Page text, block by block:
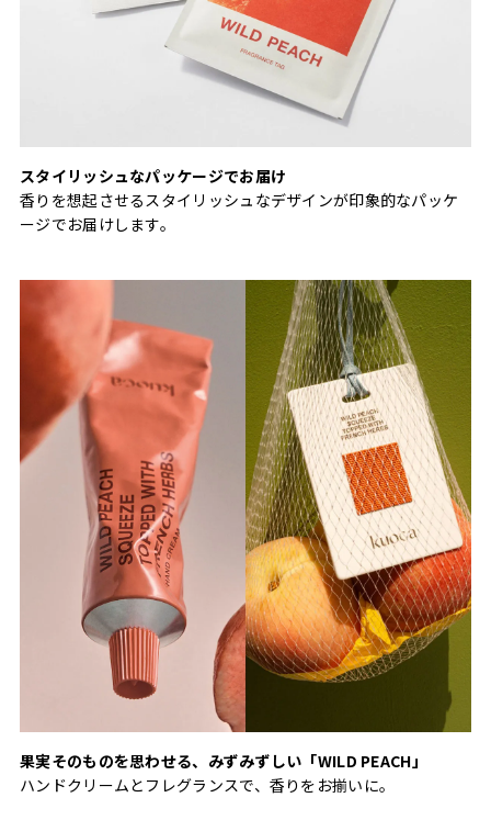
スタイリッシュなパッケージでお届け
香りを想起させるスタイリッシュなデザインが印象的なパッケ
ージでお届けします。
果実そのものを思わせる、みずみずしい「WILD PEACH」
ハンドクリームとフレグランスで、香りをお揃いに。